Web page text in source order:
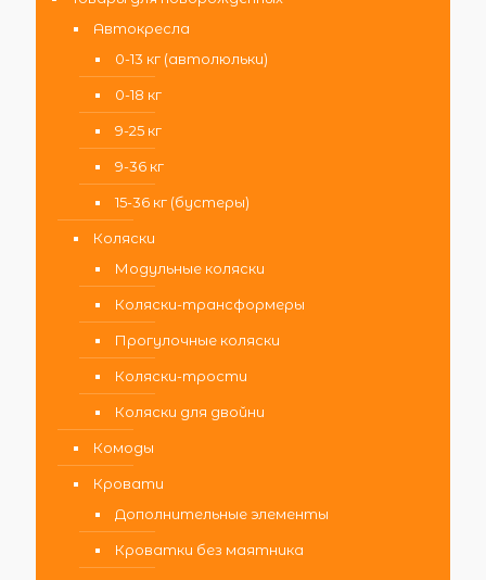
Автокресла
0-13 кг (автолюльки)
0-18 кг
9-25 кг
9-36 кг
15-36 кг (бустеры)
Коляски
Модульные коляски
Коляски-трансформеры
Прогулочные коляски
Коляски-трости
Коляски для двойни
Комоды
Кровати
Дополнительные элементы
Кроватки без маятника